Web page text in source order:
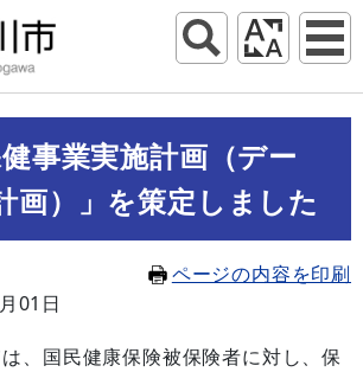
健事業実施計画（デー
画）」を策定しました
ページの内容を印刷
01日
、国民健康保険被保険者に対し、保